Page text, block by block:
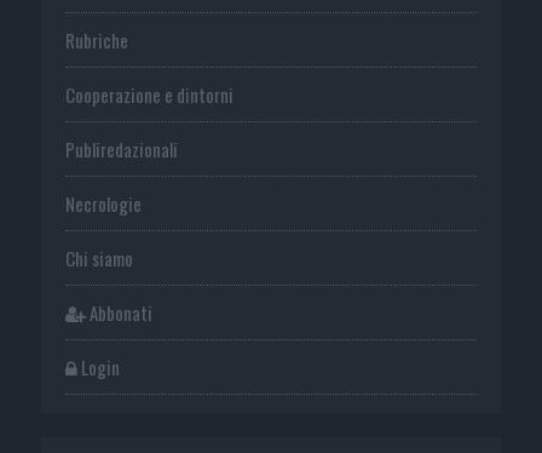
Rubriche
Cooperazione e dintorni
Publiredazionali
Necrologie
Chi siamo
Abbonati
Login